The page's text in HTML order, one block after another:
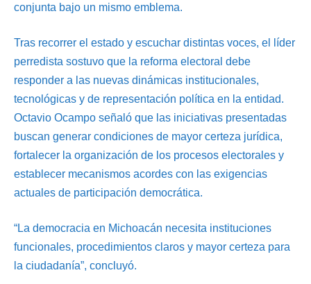
conjunta bajo un mismo emblema.
Tras recorrer el estado y escuchar distintas voces, el líder
perredista sostuvo que la reforma electoral debe
responder a las nuevas dinámicas institucionales,
tecnológicas y de representación política en la entidad.
Octavio Ocampo señaló que las iniciativas presentadas
buscan generar condiciones de mayor certeza jurídica,
fortalecer la organización de los procesos electorales y
establecer mecanismos acordes con las exigencias
actuales de participación democrática.
“La democracia en Michoacán necesita instituciones
funcionales, procedimientos claros y mayor certeza para
la ciudadanía”, concluyó.